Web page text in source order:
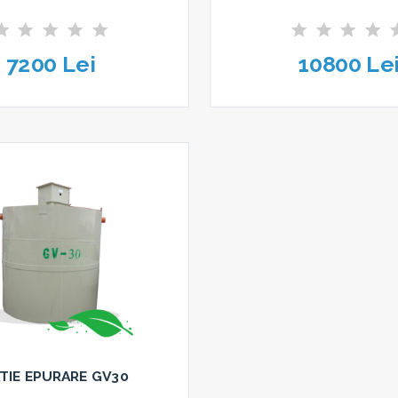
7200 Lei 10800 Lei
EPURARE GV30